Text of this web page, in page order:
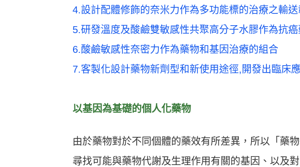
4.設計配體修飾的奈米力作為多功能標的治療之輸送
5.研發溫度及酸鹼雙敏感性共聚高分子水膠作為抗
6.酸鹼敏感性奈密力作為藥物和基因治療的組合
7.客製化設計藥物新劑型和新使用途徑,開發出臨床
以基因為基礎的個人化藥物
由於藥物對於不同個體的藥效有所差異，所以「藥
尋找可能與藥物代謝及生理作用有關的基因、以及